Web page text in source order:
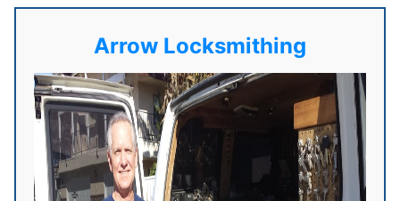
Arrow Locksmithing